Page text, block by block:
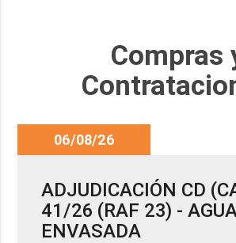
Compras
06/08/26
ADJUDICACIÓN CD
41/26 (RAF 23) -
ENVASADA